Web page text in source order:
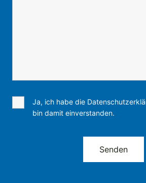
Ja, ich habe die
bin damit einverstanden.